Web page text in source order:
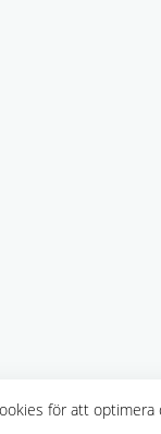
för att optimera